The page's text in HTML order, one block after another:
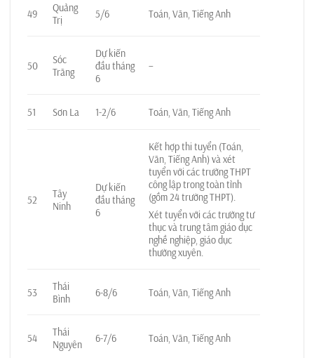
49
Quảng
Trị
5/6 Toán, Văn, Tiếng Anh
50
Sóc
Trăng
Dự kiến
đầu tháng
6
–
51 Sơn La 1-2/6 Toán, Văn, Tiếng Anh
52
Tây
Ninh
Dự kiến
đầu tháng
6
Kết hợp thi tuyển (Toán,
Văn, Tiếng Anh) và xét
tuyển với các trường THPT
công lập trong toàn tỉnh
(gồm 24 trường THPT).
Xét tuyển với các trường tư
thục và trung tâm giáo dục
nghề nghiệp, giáo dục
thường xuyên.
53
Thái
Bình
6-8/6 Toán, Văn, Tiếng Anh
54
Thái
Nguyên
6-7/6 Toán, Văn, Tiếng Anh